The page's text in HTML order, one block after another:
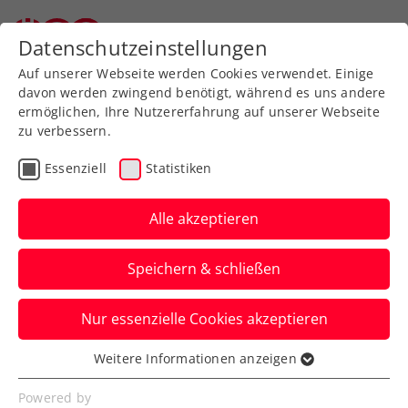
Zurück zur Newsübersicht
Turniere
„Official Tennis
Experience“: Thomas
Musters Pokale
bestaunen
Die letzte Chance dazu gibt es ab 9.
Oktober 2024 bei einer neuen Ausstellung
in der Wiener Stadthalle.
Datenschutzeinstellungen
Auf unserer Webseite werden Cookies verwendet. Einige
davon werden zwingend benötigt, während es uns andere
ermöglichen, Ihre Nutzererfahrung auf unserer Webseite
zu verbessern.
Essenziell Statistiken
Alle akzeptieren
Speichern & schließen
Nur essenzielle Cookies akzeptieren
Essenziell
Essenzielle Cookies werden für grundlegende
Weitere Informationen anzeigen
Powered by